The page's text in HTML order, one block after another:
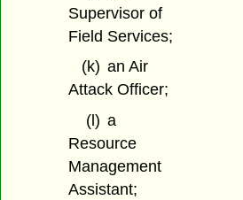
Supervisor of
Field Services;
(k) an Air
Attack Officer;
(l) a
Resource
Management
Assistant;